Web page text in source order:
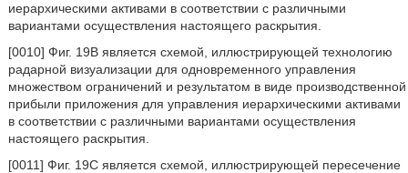
иерархическими активами в соответствии с различными
вариантами осуществления настоящего раскрытия.
[0010] Фиг. 19B является схемой, иллюстрирующей технологию
радарной визуализации для одновременного управления
множеством ограничений и результатом в виде производственной
прибыли приложения для управления иерархическими активами
в соответствии с различными вариантами осуществления
настоящего раскрытия.
[0011] Фиг. 19C является схемой, иллюстрирующей пересечение